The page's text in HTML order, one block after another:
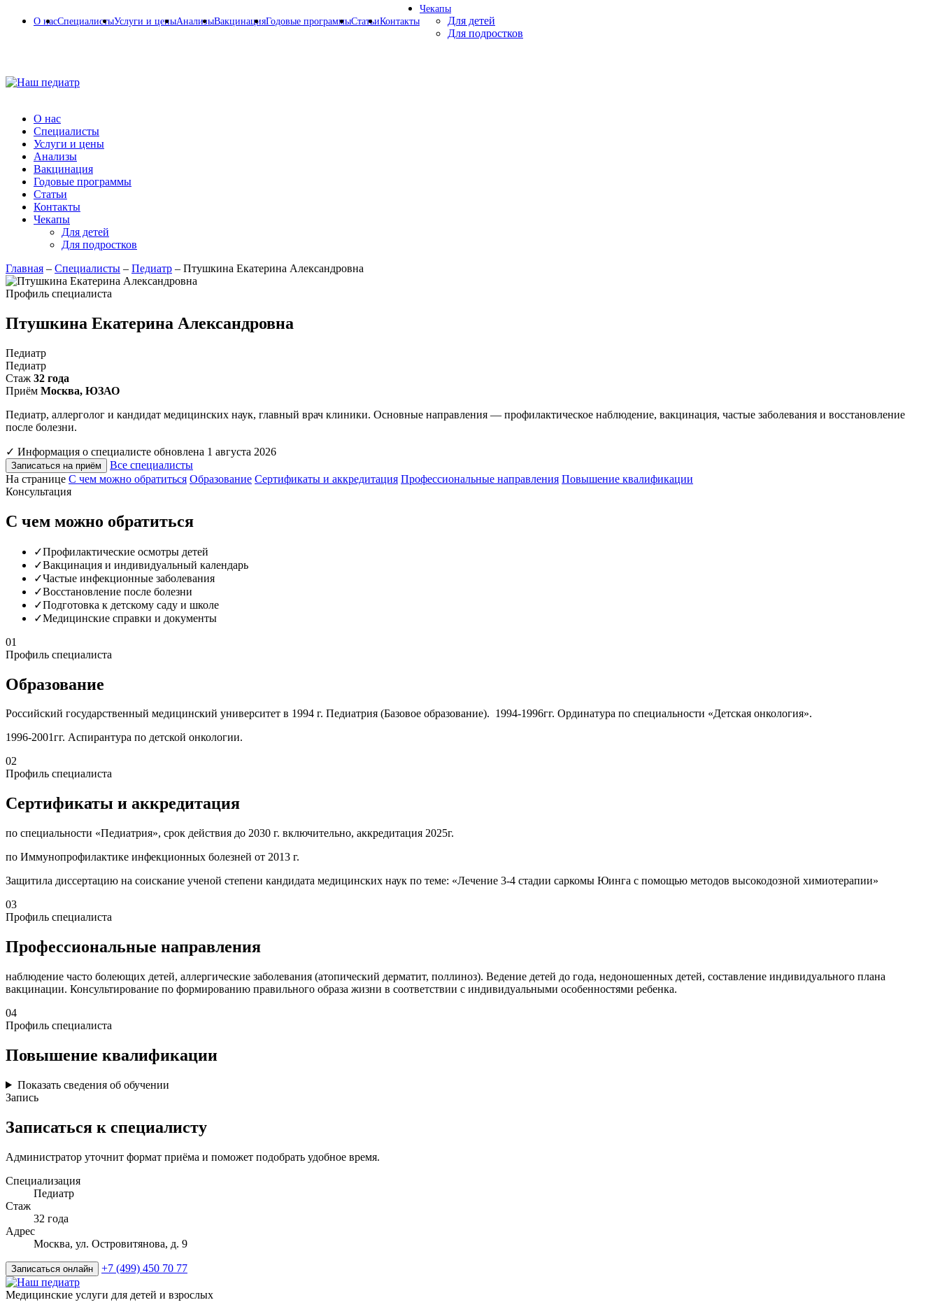
О насСпециалистыУслуги и ценыАнализыВакцинацияГодовые программыСтатьиКонтакты
Чекапы
Для детей
Для подростков
О нас
Специалисты
Услуги и цены
Анализы
Вакцинация
Годовые программы
Статьи
Контакты
Чекапы
Для детей
Для подростков
Главная – Специалисты – Педиатр – Птушкина Екатерина Александровна
Профиль специалиста
Птушкина Екатерина Александровна
Педиатр
Педиатр
Стаж 32 года
Приём Москва, ЮЗАО
Педиатр, аллерголог и кандидат медицинских наук, главный врач клиники. Основные направления — профилактическое наблюдение, вакцинация, частые заболевания и восстановление
после болезни.
✓ Информация о специалисте обновлена 1 августа 2026
Записаться на приём
Все специалисты
На странице С чем можно обратиться Образование Сертификаты и аккредитация Профессиональные направления Повышение квалификации
Консультация
С чем можно обратиться
✓Профилактические осмотры детей
✓Вакцинация и индивидуальный календарь
✓Частые инфекционные заболевания
✓Восстановление после болезни
✓Подготовка к детскому саду и школе
✓Медицинские справки и документы
01
Профиль специалиста
Образование
Российский государственный медицинский университет в 1994 г. Педиатрия (Базовое образование). 1994-1996гг. Ординатура по специальности «Детская онкология».
1996-2001гг. Аспирантура по детской онкологии.
02
Профиль специалиста
Сертификаты и аккредитация
по специальности «Педиатрия», срок действия до 2030 г. включительно, аккредитация 2025г.
по Иммунопрофилактике инфекционных болезней от 2013 г.
Защитила диссертацию на соискание ученой степени кандидата медицинских наук по теме: «Лечение 3-4 стадии саркомы Юинга с помощью методов высокодозной химиотерапии»
03
Профиль специалиста
Профессиональные направления
наблюдение часто болеющих детей, аллергические заболевания (атопический дерматит, поллиноз). Ведение детей до года, недоношенных детей, составление индивидуального плана
вакцинации. Консультирование по формированию правильного образа жизни в соответствии с индивидуальными особенностями ребенка.
04
Профиль специалиста
Повышение квалификации
Показать сведения об обучении
Запись
Записаться к специалисту
Администратор уточнит формат приёма и поможет подобрать удобное время.
Специализация
Педиатр
Стаж
32 года
Адрес
Москва, ул. Островитянова, д. 9
Записаться онлайн +7 (499) 450 70 77
Медицинские услуги для детей и взрослых